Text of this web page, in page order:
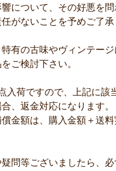
について、その好悪を
がないことを予めご了承
有の古味やヴィンテー
ご検討下さい。
入荷ですので、上記に該
、返金対応になります。
金額は、購入金額＋送
問等ございましたら、